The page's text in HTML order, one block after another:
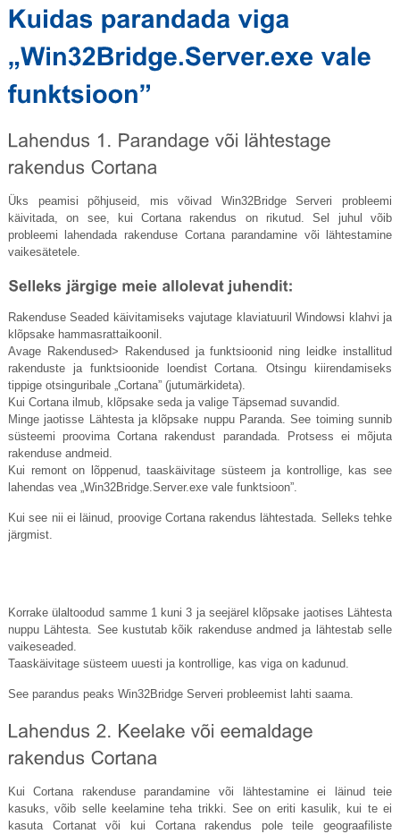
Üks peamisi põhjuseid, mis võivad Win32Bridge Serveri probleemi
käivitada, on see, kui Cortana rakendus on rikutud. Sel juhul võib
probleemi lahendada rakenduse Cortana parandamine või lähtestamine
vaikesätetele.
Rakenduse Seaded käivitamiseks vajutage klaviatuuril Windowsi klahvi ja
klõpsake hammasrattaikoonil.
Avage Rakendused> Rakendused ja funktsioonid ning leidke installitud
rakenduste ja funktsioonide loendist Cortana. Otsingu kiirendamiseks
tippige otsinguribale „Cortana” (jutumärkideta).
Kui Cortana ilmub, klõpsake seda ja valige Täpsemad suvandid.
Minge jaotisse Lähtesta ja klõpsake nuppu Paranda. See toiming sunnib
süsteemi proovima Cortana rakendust parandada. Protsess ei mõjuta
rakenduse andmeid.
Kui remont on lõppenud, taaskäivitage süsteem ja kontrollige, kas see
lahendas vea „Win32Bridge.Server.exevale funktsioon”.
Kui see nii ei läinud, proovige Cortana rakendus lähtestada. Selleks tehke
järgmist.
Korrake ülaltoodud samme 1 kuni 3 ja seejärel klõpsake jaotises Lähtesta
nuppu Lähtesta. See kustutab kõik rakenduse andmed ja lähtestab selle
vaikeseaded.
Taaskäivitage süsteem uuesti ja kontrollige, kas viga on kadunud.
See parandus peaks Win32Bridge Serveri probleemist lahti saama.
Kui Cortana rakenduse parandamine või lähtestamine ei läinud teie
kasuks, võib selle keelamine teha trikki. See on eriti kasulik, kui te ei
kasuta Cortanat või kui Cortana rakendus pole teile geograafiliste